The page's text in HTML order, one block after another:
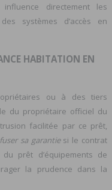
directement les
systèmes d’accès en
HABITATION EN
ou à des tiers
du propriétaire officiel du
facilitée par ce prêt,
sa garantie si le contrat
prêt d’équipements de
la prudence dans la